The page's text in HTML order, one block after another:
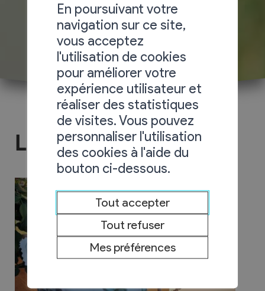
Les Lundis rencontre
En poursuivant votre
navigation sur ce site,
vous acceptez
l'utilisation de cookies
pour améliorer votre
expérience utilisateur et
réaliser des statistiques
de visites. Vous pouvez
personnaliser l'utilisation
des cookies à l'aide du
bouton ci-dessous.
Tout accepter
Tout refuser
Mes préférences